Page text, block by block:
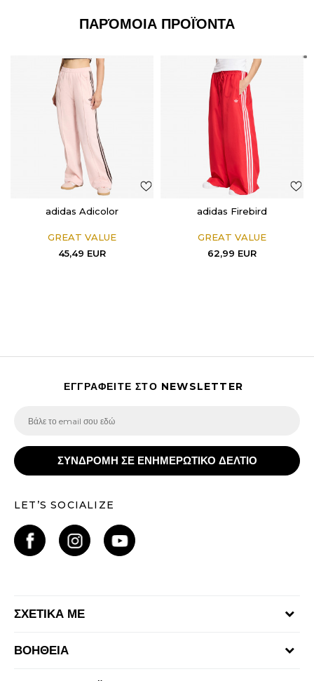
ΠΑΡΌΜΟΙΑ ΠΡΟΪΌΝΤΑ
adidas Adicolor
GREAT VALUE
45,49 EUR
adidas Firebird
GREAT VALUE
62,99 EUR
ΕΓΓΡΑΦΕΙΤΕ ΣΤΟ NEWSLETTER
ΣΥΝΔΡΟΜΗ ΣΕ ΕΝΗΜΕΡΩΤΙΚΟ ΔΕΛΤΙΟ
LET’S SOCIALIZE
ΣΧΕΤΙΚΑ ΜΕ
ΒΟΗΘΕΙΑ